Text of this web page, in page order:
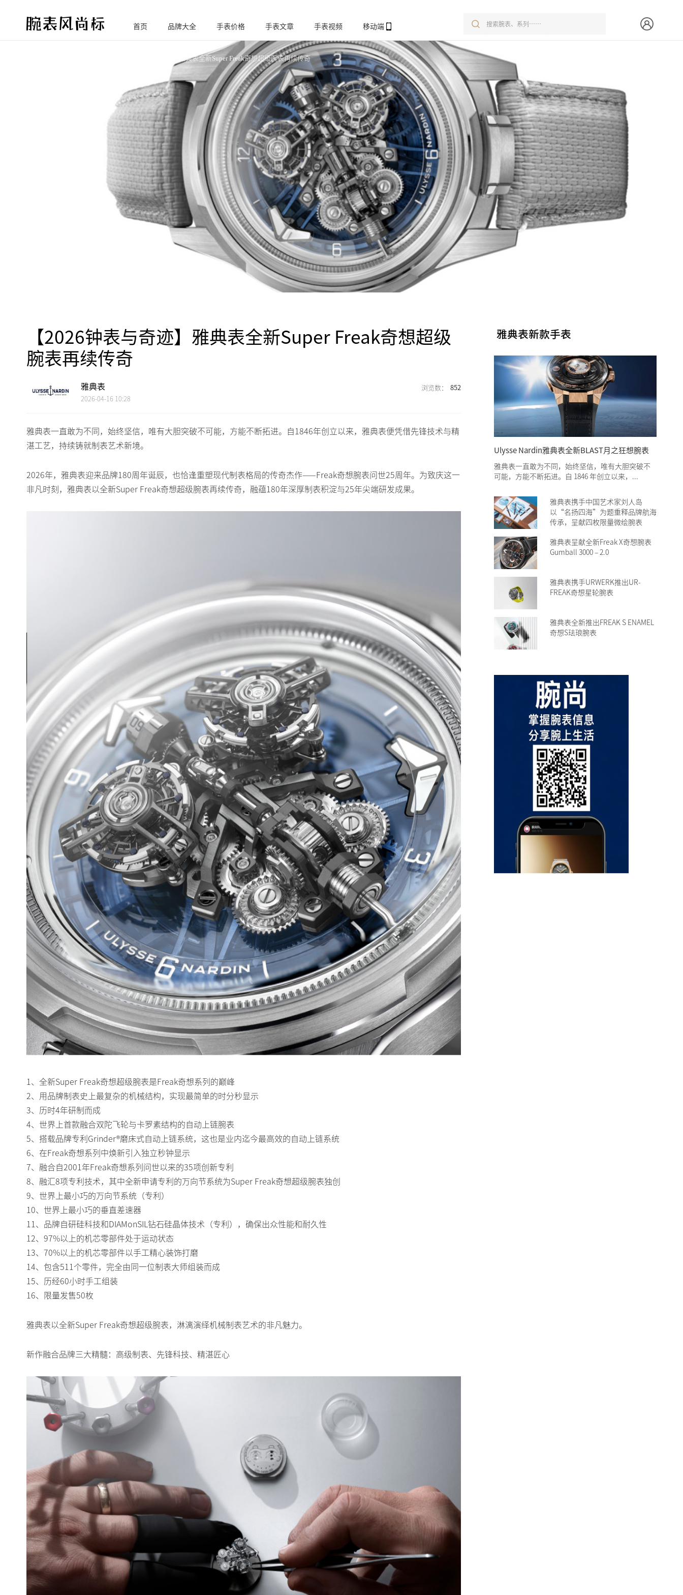
腕
首页 品牌大全 手表价格 手表文章 手表视频 移动端
【2026钟表与奇迹】雅典表全新Super Freak奇想超级腕表再续传奇
【2026钟表与奇迹】雅典表全新Super Freak奇想超级
腕表再续传奇
雅典表
2026-04-16 10:28
852
雅典表一直敢为不同，始终坚信，唯有大胆突破不可能，方能不断拓进。自1846年创立以来，雅典表便凭借先锋技术与精
湛工艺，持续铸就制表艺术新境。
2026年，雅典表迎来品牌180周年诞辰，也恰逢重塑现代制表格局的传奇杰作——Freak奇想腕表问世25周年。为致庆这一
非凡时刻，雅典表以全新Super Freak奇想超级腕表再续传奇，融蕴180年深厚制表积淀与25年尖端研发成果。
1、全新Super Freak奇想超级腕表是Freak奇想系列的巅峰
2、用品牌制表史上最复杂的机械结构，实现最简单的时分秒显示
3、历时4年研制而成
4、世界上首款融合双陀飞轮与卡罗素结构的自动上链腕表
5、搭载品牌专利Grinder®磨床式自动上链系统，这也是业内迄今最高效的自动上链系统
6、在Freak奇想系列中焕新引入独立秒钟显示
7、融合自2001年Freak奇想系列问世以来的35项创新专利
8、融汇8项专利技术，其中全新申请专利的万向节系统为Super Freak奇想超级腕表独创
9、世界上最小巧的万向节系统（专利）
10、世界上最小巧的垂直差速器
11、品牌自研硅科技和DIAMonSIL钻石硅晶体技术（专利），确保出众性能和耐久性
12、97%以上的机芯零部件处于运动状态
13、70%以上的机芯零部件以手工精心装饰打磨
14、包含511个零件，完全由同一位制表大师组装而成
15、历经60小时手工组装
16、限量发售50枚
雅典表以全新Super Freak奇想超级腕表，淋漓演绎机械制表艺术的非凡魅力。
新作融合品牌三大精髓：高级制表、先锋科技、精湛匠心
雅典表新款手表
Ulysse Nardin雅典表全新BLAST月之狂想腕表
雅典表一直敢为不同，始终坚信，唯有大胆突破不
可能，方能不断拓进。自 1846 年创立以来，...
雅典表携手中国艺术家刘人岛
以“名扬四海”为题重释品牌航海
传承，呈献四枚限量微绘腕表
雅典表呈献全新Freak X奇想腕表
Gumball 3000 – 2.0
雅典表携手URWERK推出UR-
FREAK奇想星轮腕表
雅典表全新推出FREAK S ENAMEL
奇想S珐琅腕表